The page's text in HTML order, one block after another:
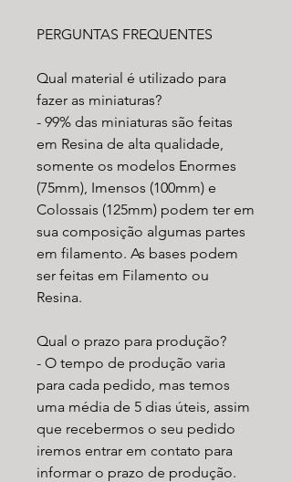
PERGUNTAS FREQUENTES
Qual material é utilizado para
fazer as miniaturas?
- 99% das miniaturas são feitas
em Resina de alta qualidade,
somente os modelos Enormes
(75mm), Imensos (100mm) e
Colossais (125mm) podem ter em
sua composição algumas partes
em filamento. As bases podem
ser feitas em Filamento ou
Resina.
Qual o prazo para produção?
- O tempo de produção varia
para cada pedido, mas temos
uma média de 5 dias úteis, assim
que recebermos o seu pedido
iremos entrar em contato para
informar o prazo de produção.